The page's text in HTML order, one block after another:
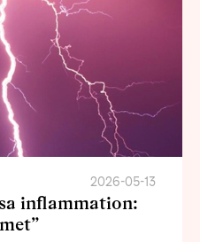
2026-05-13
inflammation: